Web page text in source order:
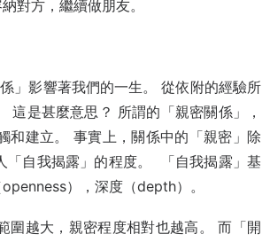
對方，繼續做朋友。
」影響著我們的一生。 從依附的經驗所
這是甚麼意思？ 所謂的「親密關係」，
和建立。 事實上，關係中的「親密」除
「自我揭露」的程度。 「自我揭露」基
），深度（depth）。
圍越大，親密程度相對也越高。 而「開